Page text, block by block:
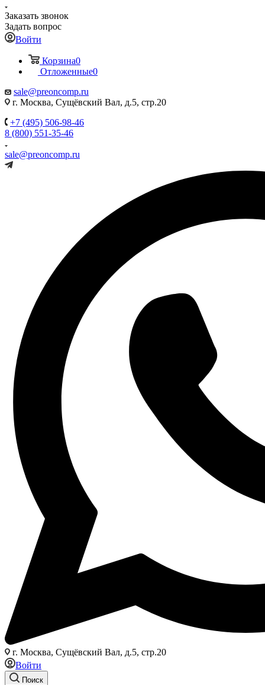
Заказать звонок
Задать вопрос
Войти
Корзина0
Отложенные0
sale@preoncomp.ru
г. Москва, Сущёвский Вал, д.5, стр.20
+7 (495) 506-98-46
8 (800) 551-35-46
sale@preoncomp.ru
г. Москва, Сущёвский Вал, д.5, стр.20
Войти
Поиск